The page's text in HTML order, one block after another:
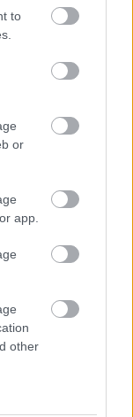
to
or
app.
other
Vallat